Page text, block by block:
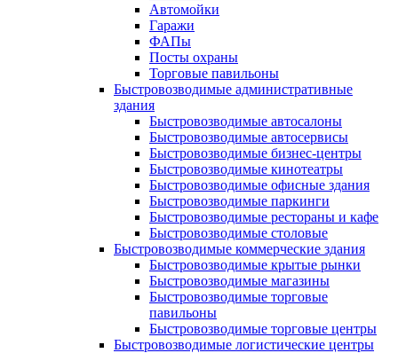
Автомойки
Гаражи
ФАПы
Посты охраны
Торговые павильоны
Быстровозводимые административные
здания
Быстровозводимые автосалоны
Быстровозводимые автосервисы
Быстровозводимые бизнес-центры
Быстровозводимые кинотеатры
Быстровозводимые офисные здания
Быстровозводимые паркинги
Быстровозводимые рестораны и кафе
Быстровозводимые столовые
Быстровозводимые коммерческие здания
Быстровозводимые крытые рынки
Быстровозводимые магазины
Быстровозводимые торговые
павильоны
Быстровозводимые торговые центры
Быстровозводимые логистические центры